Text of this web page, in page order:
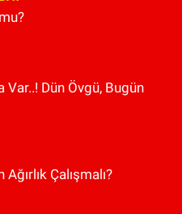
Var..! Dün Övgü, Bugün
Çalışmalı?